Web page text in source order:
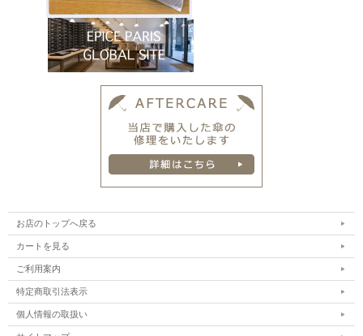
お店のトップへ戻る
カートを見る
ご利用案内
特定商取引法表示
個人情報の取扱い